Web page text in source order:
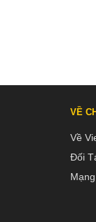
VỀ
Về
Đối